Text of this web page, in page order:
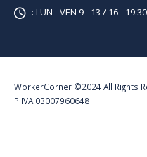
: LUN - VEN 9 - 13 / 16 - 19:30
WorkerCorner ©2024 All Rights
P.IVA 03007960648